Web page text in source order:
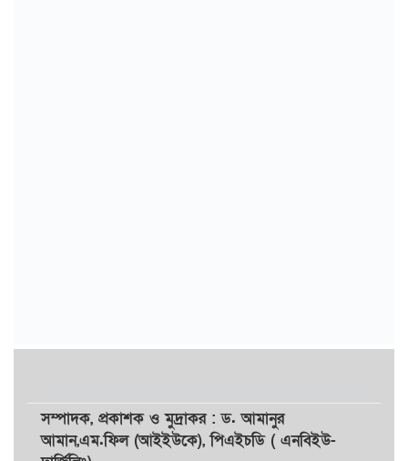
সম্পাদক, প্রকাশকওমুদ্রাকর: ড. আমানুর
আমান,এম.ফিল (আইইউকে), পিএইচডি ( এনবিইউ-